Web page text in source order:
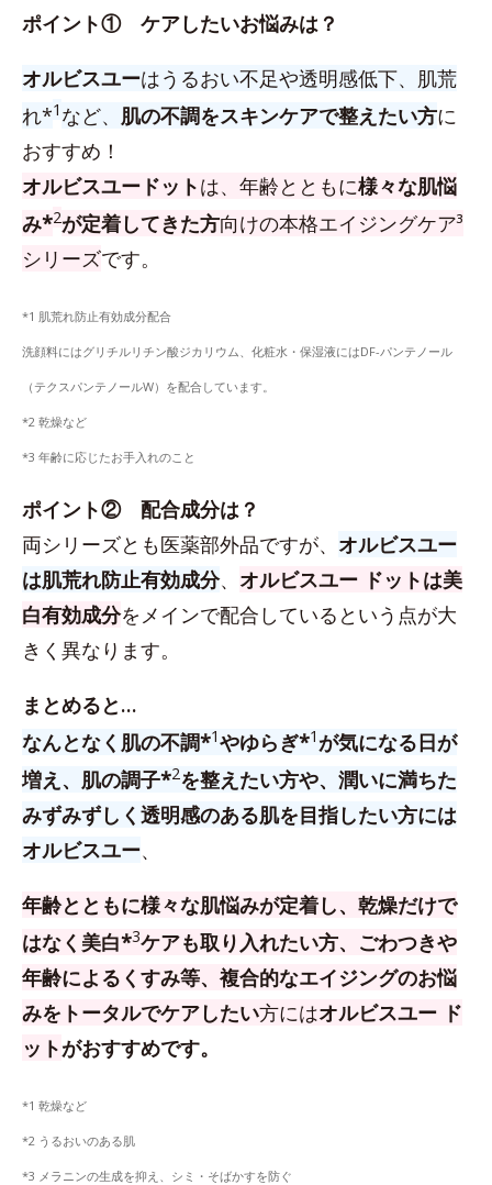
ポイント① ケアしたいお悩みは？
オルビスユーはうるおい不足や透明感低下、肌荒
れ*1 など、 肌の不調をスキンケアで整えたい方に
おすすめ！
オルビスユードットは、年齢とともに様々な肌悩
み*2が定着してきた方向けの本格エイジングケア³
シリーズです。
*1 肌荒れ防止有効成分配合
洗顔料にはグリチルリチン酸ジカリウム、化粧水・保湿液にはDF-パンテノール
（テクスパンテノールW）を配合しています。
*2 乾燥など
*3 年齢に応じたお手入れのこと
ポイント② 配合成分は？
両シリーズとも医薬部外品ですが、 オルビスユー
は肌荒れ防止有効成分、 オルビスユー ドットは美
白有効成分をメインで配合しているという点が大
きく異なります。
まとめると…
なんとなく肌の不調*1やゆらぎ*1 が気になる日が
増え、肌の調子*2を整えたい方や、潤いに満ちた
みずみずしく透明感のある肌を目指したい方には
オルビスユー、
年齢とともに様々な肌悩みが定着し、乾燥だけで
はなく美白*3ケアも取り入れたい方、 ごわつきや
年齢によるくすみ等、複合的なエイジングのお悩
みをトータルでケアしたい方にはオルビスユー ド
ットがおすすめです。
*1 乾燥など
*2 うるおいのある肌
*3 メラニンの生成を抑え、シミ・そばかすを防ぐ